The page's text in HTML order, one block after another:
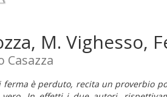
M. Vighesso,
Casazza
ferma è perduto, recita un proverbio